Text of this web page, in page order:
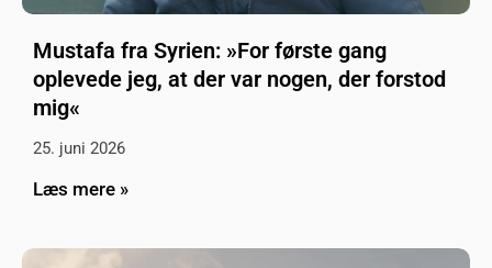
Mustafa fra Syrien: »For første gang
oplevede jeg, at der var nogen, der forstod
mig«
25. juni 2026
Læs mere »